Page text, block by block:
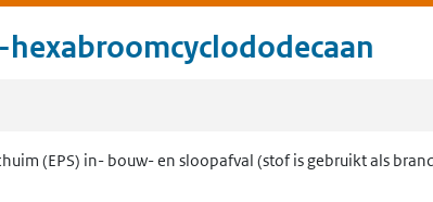
(EPS) in- bouw- en sloopafval (stof is gebruikt als